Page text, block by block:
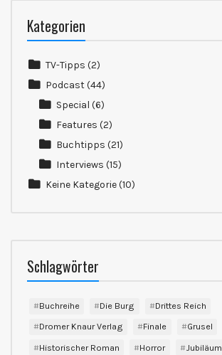
Kategorien
TV-Tipps (2)
Podcast(44)
Special (6)
Features (2)
Buchtipps (21)
Interviews (15)
Keine Kategorie(10)
Schlagwörter
Buchreihe Die Burg
Drittes Reich
Dromer Knaur Verlag
Finale
Grusel
Historischer Roman
Horror Jubiläum